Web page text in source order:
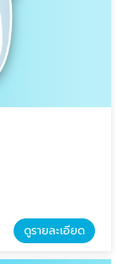
ดูรายละเอียด